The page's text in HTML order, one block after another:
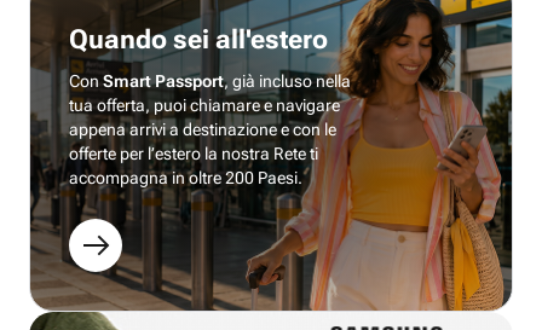
Quando sei all'estero
ConSmart Passport, già incluso nella
tua offerta, puoi chiamare e navigare
appena arrivi a destinazione e con le
offerte per l’estero la nostra Rete ti
accompagna in oltre 200 Paesi.